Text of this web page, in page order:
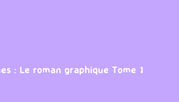
: Le roman graphique Tome 1